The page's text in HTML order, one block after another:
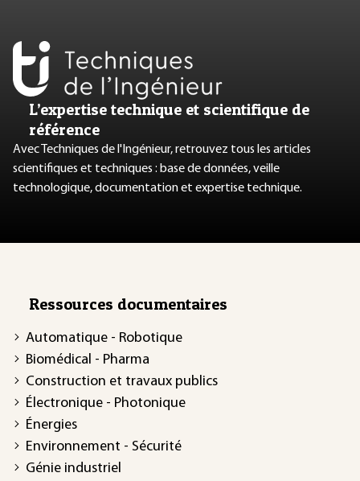
L’expertise technique et scientifique de
référence
Avec Techniques de l'Ingénieur, retrouvez tous les articles
scientifiques et techniques : base de données, veille
technologique, documentation et expertise technique.
Ressources documentaires
Automatique - Robotique
Biomédical - Pharma
Construction et travaux publics
Électronique - Photonique
Énergies
Environnement - Sécurité
Génie industriel